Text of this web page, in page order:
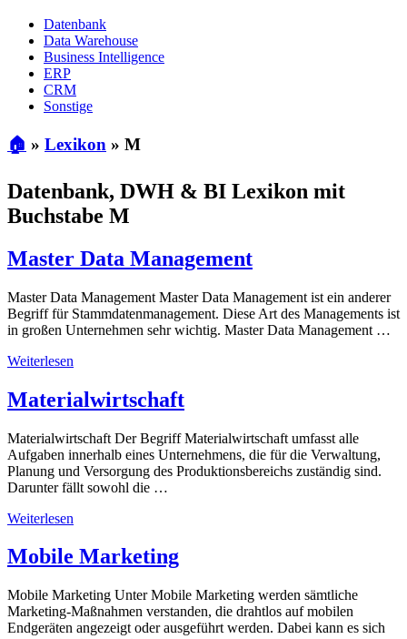
Datenbank
Data Warehouse
Business Intelligence
ERP
CRM
Sonstige
🏠 » Lexikon » M
Datenbank, DWH & BI Lexikon mit
Buchstabe M
Master Data Management
Master Data Management Master Data Management ist ein anderer
Begriff für Stammdatenmanagement. Diese Art des Managements ist
in großen Unternehmen sehr wichtig. Master Data Management …
Weiterlesen
Materialwirtschaft
Materialwirtschaft Der Begriff Materialwirtschaft umfasst alle
Aufgaben innerhalb eines Unternehmens, die für die Verwaltung,
Planung und Versorgung des Produktionsbereichs zuständig sind.
Darunter fällt sowohl die …
Weiterlesen
Mobile Marketing
Mobile Marketing Unter Mobile Marketing werden sämtliche
Marketing-Maßnahmen verstanden, die drahtlos auf mobilen
Endgeräten angezeigt oder ausgeführt werden. Dabei kann es sich